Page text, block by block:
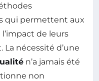
qui permettent aux
de leurs
La nécessité d’une
n’a jamais été
non